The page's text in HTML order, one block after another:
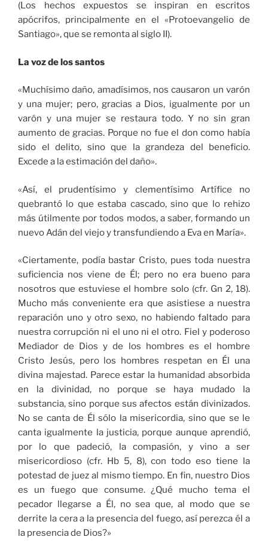
(Los hechos expuestos se inspiran en escritos
apócrifos, principalmente en el «Protoevangelio de
Santiago», que se remonta al siglo II).
La voz de los santos
«Muchísimo daño, amadísimos, nos causaron un varón
y una mujer; pero, gracias a Dios, igualmente por un
varón y una mujer se restaura todo. Y no sin gran
aumento de gracias. Porque no fue el don como había
sido el delito, sino que la grandeza del beneficio.
Excede a la estimación del daño».
«Así, el prudentísimo y clementísimo Artífice no
quebrantó lo que estaba cascado, sino que lo rehizo
más útilmente por todos modos, a saber, formando un
nuevo Adán del viejo y transfundiendo a Eva en María».
«Ciertamente, podía bastar Cristo, pues toda nuestra
suficiencia nos viene de Él; pero no era bueno para
nosotros que estuviese el hombre solo (cfr. Gn 2, 18).
Mucho más conveniente era que asistiese a nuestra
reparación uno y otro sexo, no habiendo faltado para
nuestra corrupción ni el uno ni el otro. Fiel y poderoso
Mediador de Dios y de los hombres es el hombre
Cristo Jesús, pero los hombres respetan en Él una
divina majestad. Parece estar la humanidad absorbida
en la divinidad, no porque se haya mudado la
substancia, sino porque sus afectos están divinizados.
No se canta de Él sólo la misericordia, sino que se le
canta igualmente la justicia, porque aunque aprendió,
por lo que padeció, la compasión, y vino a ser
misericordioso (cfr. Hb 5, 8), con todo eso tiene la
potestad de juez al mismo tiempo. En fin, nuestro Dios
es un fuego que consume. ¿Qué mucho tema el
pecador llegarse a Él, no sea que, al modo que se
derrite la cera a la presencia del fuego, así perezca él a
la presencia de Dios?»